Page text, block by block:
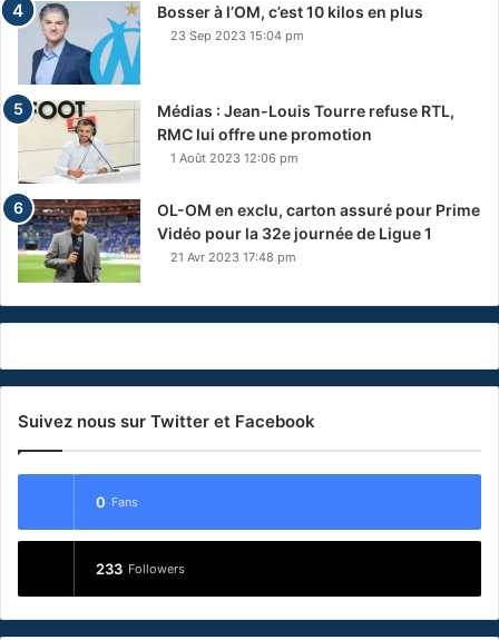
Bosser à l’OM, c’est 10 kilos en plus
23 Sep 2023 15:04 pm
Médias : Jean-Louis Tourre refuse RTL,
RMC lui offre une promotion
1 Août 2023 12:06 pm
OL-OM en exclu, carton assuré pour Prime
Vidéo pour la 32e journée de Ligue 1
21 Avr 2023 17:48 pm
Suivez nous sur Twitter et Facebook
0 Fans
233 Followers